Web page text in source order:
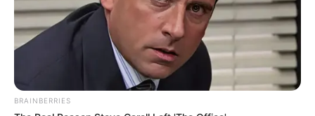
evitaría que bancos los embargue
BRAINBERRIES